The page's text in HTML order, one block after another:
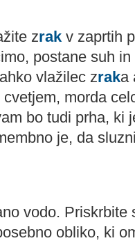
zrak v zaprtih
postane suh
vlažilec zraka
morda
bo tudi prha, ki
je, da
vodo. Priskrbite
obliko, ki